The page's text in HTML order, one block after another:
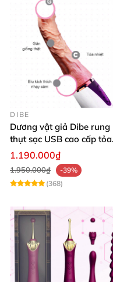
DIBE
Dương vật giả Dibe rung
thụt sạc USB cao cấp tỏa
nhiệt mạnh
1.190.000₫
1.950.000₫
-39%
(368)